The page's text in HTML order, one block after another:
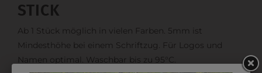
STICK
Ab 1 Stück möglich in vielen Farben. 5mm ist
Mindesthöhe bei einem Schriftzug. Für Logos und
Namen optimal. Waschbar bis zu 95°C.